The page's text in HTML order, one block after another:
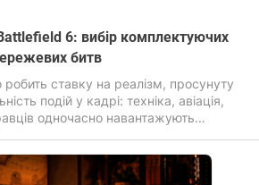
6: вибір комплектуючих
битв
ставку на реалізм, просунуту
подій у кадрі: техніка, авіація,
одночасно навантажують